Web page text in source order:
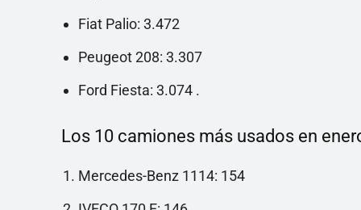
Fiat Palio: 3.472
Peugeot 208: 3.307
Ford Fiesta: 3.074 .
Los 10 camiones más usados en
Mercedes-Benz 1114: 154